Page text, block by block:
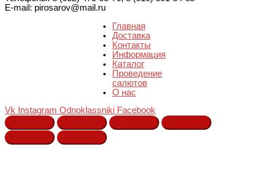
E-mail: pirosarov@mail.ru
Главная
Доставка
Контакты
Информация
Каталог
Проведение
салютов
О нас
Vk Instagram Odnoklassniki Facebook